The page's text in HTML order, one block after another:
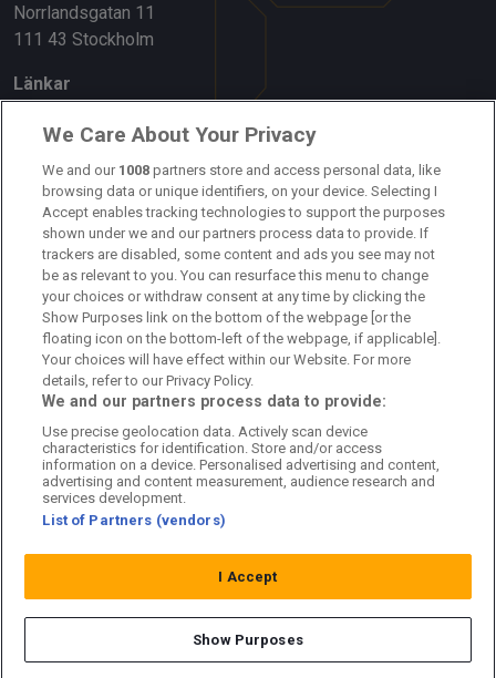
Norrlandsgatan 11
111 43 Stockholm
Länkar
Om oss
Kontakta oss
Kundtjänst
Sponsor: Rekatochklart
Annonsera på Fotbolldirekt
Redaktionell policy
Personuppgiftspolicy
Cookiepolicy
Arkiv
We Care About Your Privacy
We and our 1008 partners store and access personal data, like
browsing data or unique identifiers, on your device. Selecting I
Accept enables tracking technologies to support the purposes
shown under we and our partners process data to provide. If
trackers are disabled, some content and ads you see may not
be as relevant to you. You can resurface this menu to change
your choices or withdraw consent at any time by clicking the
Show Purposes link on the bottom of the webpage [or the
floating icon on the bottom-left of the webpage, if applicable].
Your choices will have effect within our Website. For more
details, refer to our Privacy Policy.
We and our partners process data to provide:
Use precise geolocation data. Actively scan device
characteristics for identification. Store and/or access
information on a device. Personalised advertising and content,
advertising and content measurement, audience research and
services development.
List of Partners (vendors)
I Accept
Show Purposes